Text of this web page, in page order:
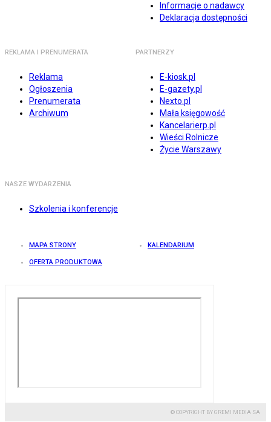
Informacje o nadawcy
Deklaracja dostępności
REKLAMA I PRENUMERATA
Reklama
Ogłoszenia
Prenumerata
Archiwum
PARTNERZY
E-kiosk.pl
E-gazety.pl
Nexto.pl
Mała księgowość
Kancelarierp.pl
Wieści Rolnicze
Życie Warszawy
NASZE WYDARZENIA
Szkolenia i konferencje
MAPA STRONY KALENDARIUM
OFERTA PRODUKTOWA
© COPYRIGHT BY GREMI MEDIA SA